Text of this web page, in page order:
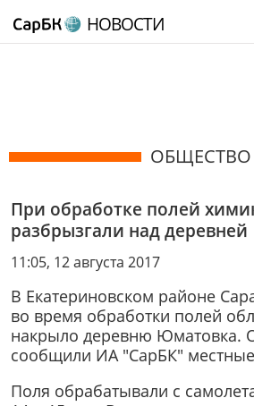
НОВОСТИ
ОБЩЕСТВО
При обработке полей
разбрызгали над деревней
11:05, 12 августа 2017
В Екатериновском районе
во время обработки полей
накрыло деревню Юматовка.
сообщили ИА "СарБК"
Поля обрабатывали с